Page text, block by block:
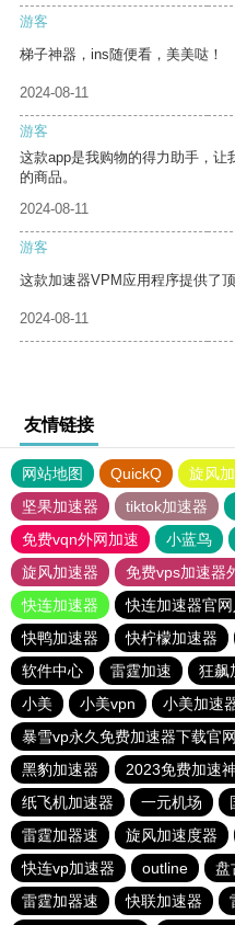
游客
梯子神器，ins随便看，美美哒！
2024-08-11
游客
这款app是我购物的得力助手，
的商品。
2024-08-11
游客
这款加速器VPM应用程序提供了
2024-08-11
友情链接
网站地图 QuickQ 旋风
坚果加速器
tiktok加速器
免费vqn外网加速
小蓝鸟
旋风加速器
免费vps加速器
快连加速器
快连加速器官网
快鸭加速器
快柠檬加速器
软件中心
雷霆加速 狂飙
小美
小美vpn
小美加速
暴雪vp永久免费加速器下载官网
黑豹加速器
2023免费加速
纸飞机加速器
一元机场
雷霆加器速
旋风加速度器
快连vp加速器
outline 盘
雷霆加器速
快联加速器